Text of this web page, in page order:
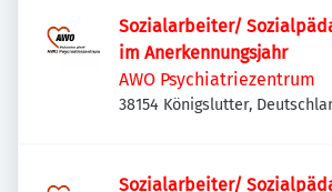
Sozialarbeiter/
im Anerkennungsjahr
AWO Psychiatriezentrum
38154 Königslutter,
Sozialarbeiter/